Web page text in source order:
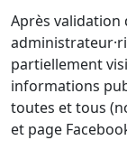
Après validation
partiellement
informations
toutes et tous
et page